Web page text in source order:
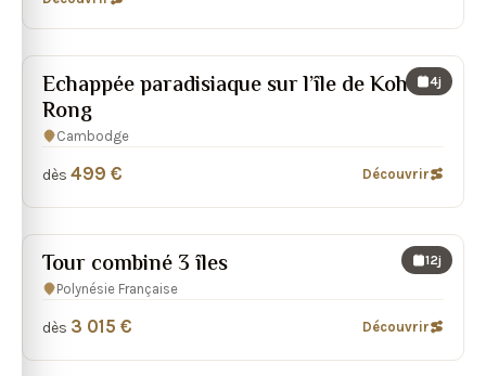
4j
Echappée paradisiaque sur l’île de Koh
Rong
Cambodge
dès 499 € Découvrir
12j
Tour combiné 3 îles
Polynésie Française
dès 3 015 € Découvrir